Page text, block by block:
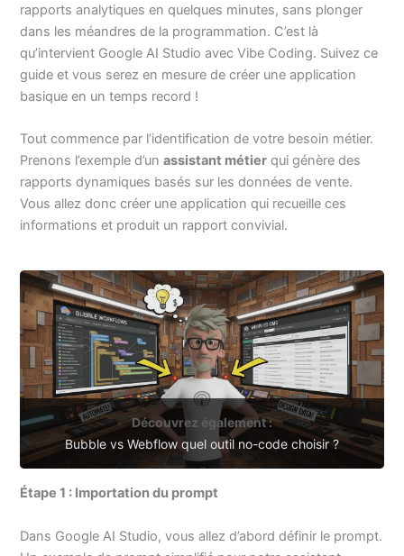
rapports analytiques en quelques minutes, sans plonger
dans les méandres de la programmation. C’est là
qu’intervient Google AI Studio avec Vibe Coding. Suivez ce
guide et vous serez en mesure de créer une application
basique en un temps record !
Tout commence par l’identification de votre besoin métier.
Prenons l’exemple d’unassistant métier qui génère des
rapports dynamiques basés sur les données de vente.
Vous allez donc créer une application qui recueille ces
informations et produit un rapport convivial.
Découvrez également :
Bubble vs Webflow quel outil no-code choisir ?
Étape 1 : Importation du prompt
Dans Google AI Studio, vous allez d’abord définir le prompt.